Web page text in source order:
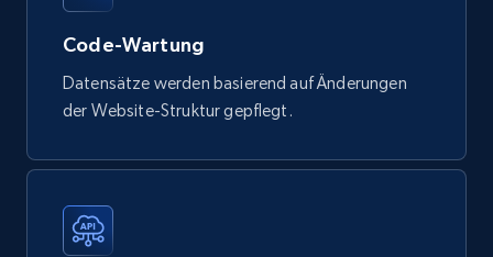
URL, Review id, Reviewer name, Review date,
Review rating, Review, Found helpful, App url, and
eCommerce
Code-Wartung
Datensätze werden basierend auf Änderungen
der Website-Struktur gepflegt.